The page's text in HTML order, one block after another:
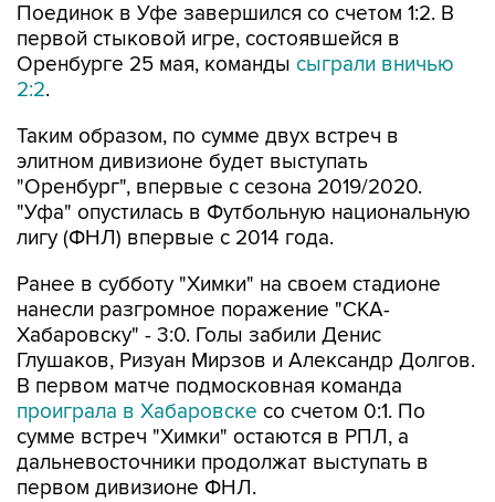
Поединок в Уфе завершился со счетом 1:2. В
первой стыковой игре, состоявшейся в
Оренбурге 25 мая, команды сыграли вничью
2:2.
Таким образом, по сумме двух встреч в
элитном дивизионе будет выступать
"Оренбург", впервые с сезона 2019/2020.
"Уфа" опустилась в Футбольную национальную
лигу (ФНЛ) впервые с 2014 года.
Ранее в субботу "Химки" на своем стадионе
нанесли разгромное поражение "СКА-
Хабаровску" - 3:0. Голы забили Денис
Глушаков, Ризуан Мирзов и Александр Долгов.
В первом матче подмосковная команда
проиграла в Хабаровске со счетом 0:1. По
сумме встреч "Химки" остаются в РПЛ, а
дальневосточники продолжат выступать в
первом дивизионе ФНЛ.